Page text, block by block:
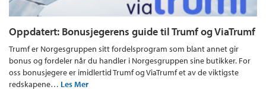
Oppdatert: Bonusjegerens guide til Trumf og ViaTrumf
Trumf er Norgesgruppen sitt fordelsprogram som blant annet gir
bonus og fordeler når du handler i Norgesgruppen sine butikker. For
oss bonusjegere er imidlertid Trumf og ViaTrumf et av de viktigste
redskapene… Les Mer